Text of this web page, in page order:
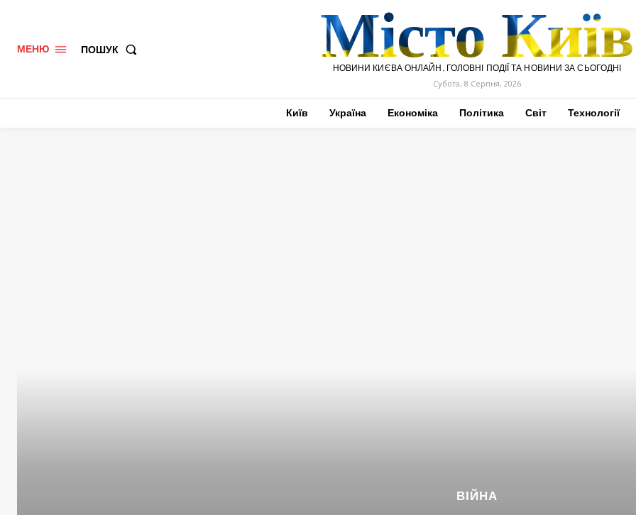
МЕНЮ ПОШУК Місто Київ
НОВИНИ КИЄВА ОНЛАЙН. ГОЛОВНІ ПОДІЇ ТА НОВИНИ ЗА СЬОГОДНІ
Субота, 8 Серпня, 2026
Київ Україна Економіка Політика Світ Технології
ВІЙНА